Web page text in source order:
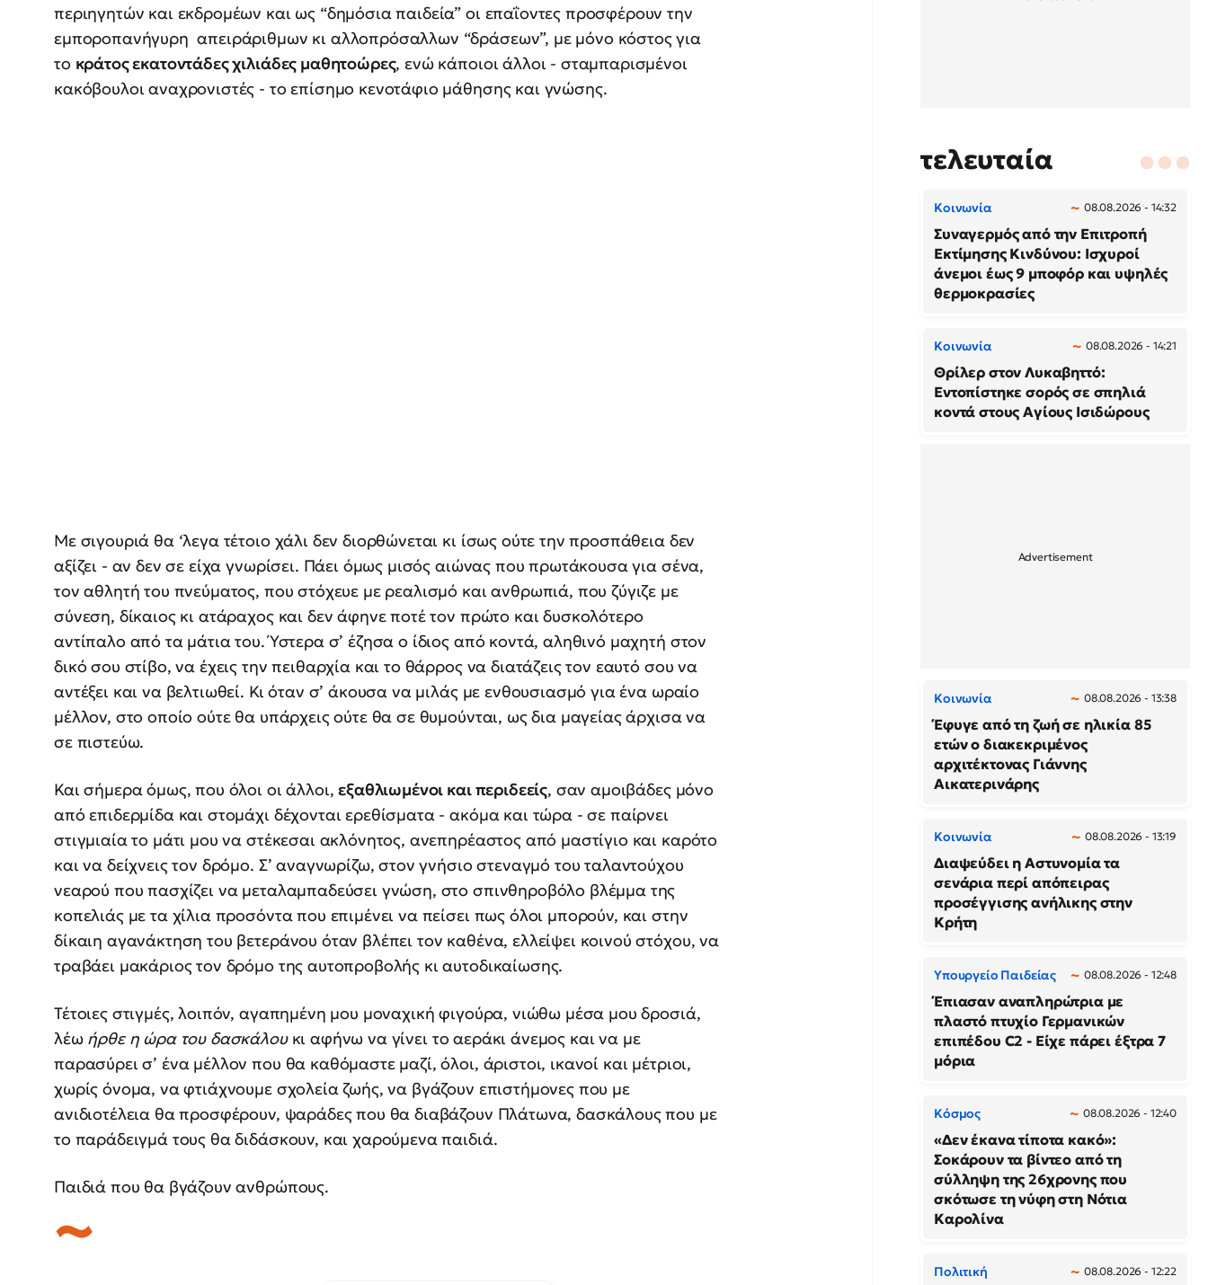
περιηγητών και εκδρομέων και ως “δημόσια παιδεία” οι επαΐοντες προσφέρουν την
εμποροπανήγυρη απειράριθμων κι αλλοπρόσαλλων “δράσεων”, με μόνο κόστος για
το κράτος εκατοντάδες χιλιάδες μαθητοώρες, ενώ κάποιοι άλλοι - σταμπαρισμένοι
κακόβουλοι αναχρονιστές - το επίσημο κενοτάφιο μάθησης και γνώσης.
Με σιγουριά θα ‘λεγα τέτοιο χάλι δεν διορθώνεται κι ίσως ούτε την προσπάθεια δεν
αξίζει - αν δεν σε είχα γνωρίσει. Πάει όμως μισός αιώνας που πρωτάκουσα για σένα,
τον αθλητή του πνεύματος, που στόχευε με ρεαλισμό και ανθρωπιά, που ζύγιζε με
σύνεση, δίκαιος κι ατάραχος και δεν άφηνε ποτέ τον πρώτο και δυσκολότερο
αντίπαλο από τα μάτια του. Ύστερα σ’ έζησα ο ίδιος από κοντά, αληθινό μαχητή στον
δικό σου στίβο, να έχεις την πειθαρχία και το θάρρος να διατάζεις τον εαυτό σου να
αντέξει και να βελτιωθεί. Κι όταν σ’ άκουσα να μιλάς με ενθουσιασμό για ένα ωραίο
μέλλον, στο οποίο ούτε θα υπάρχεις ούτε θα σε θυμούνται, ως δια μαγείας άρχισα να
σε πιστεύω.
Και σήμερα όμως, που όλοι οι άλλοι,εξαθλιωμένοι και περιδεείς, σαν αμοιβάδες μόνο
από επιδερμίδα και στομάχι δέχονται ερεθίσματα - ακόμα και τώρα - σε παίρνει
στιγμιαία το μάτι μου να στέκεσαι ακλόνητος, ανεπηρέαστος από μαστίγιο και καρότο
και να δείχνεις τον δρόμο. Σ’ αναγνωρίζω, στον γνήσιο στεναγμό του ταλαντούχου
νεαρού που πασχίζει να μεταλαμπαδεύσει γνώση, στο σπινθηροβόλο βλέμμα της
κοπελιάς με τα χίλια προσόντα που επιμένει να πείσει πως όλοι μπορούν, και στην
δίκαιη αγανάκτηση του βετεράνου όταν βλέπει τον καθένα, ελλείψει κοινού στόχου, να
τραβάει μακάριος τον δρόμο της αυτοπροβολής κι αυτοδικαίωσης.
Τέτοιες στιγμές, λοιπόν, αγαπημένη μου μοναχική φιγούρα, νιώθω μέσα μου δροσιά,
λέω ήρθε η ώρα του δασκάλουκι αφήνω να γίνει το αεράκι άνεμος και να με
παρασύρει σ’ ένα μέλλον που θα καθόμαστε μαζί, όλοι, άριστοι, ικανοί και μέτριοι,
χωρίς όνομα, να φτιάχνουμε σχολεία ζωής, να βγάζουν επιστήμονες που με
ανιδιοτέλεια θα προσφέρουν, ψαράδες που θα διαβάζουν Πλάτωνα, δασκάλους που με
το παράδειγμά τους θα διδάσκουν, και χαρούμενα παιδιά.
Παιδιά που θα βγάζουν ανθρώπους.
τελευταία
Κοινωνία 08.08.2026 - 14:32
Συναγερμός από την Επιτροπή
Εκτίμησης Κινδύνου: Ισχυροί
άνεμοι έως 9 μποφόρ και υψηλές
θερμοκρασίες
Κοινωνία 08.08.2026 - 14:21
Θρίλερ στον Λυκαβηττό:
Εντοπίστηκε σορός σε σπηλιά
κοντά στους Αγίους Ισιδώρους
Κοινωνία 08.08.2026 - 13:38
Έφυγε από τη ζωή σε ηλικία 85
ετών ο διακεκριμένος
αρχιτέκτονας Γιάννης
Αικατερινάρης
Κοινωνία 08.08.2026 - 13:19
Διαψεύδει η Αστυνομία τα
σενάρια περί απόπειρας
προσέγγισης ανήλικης στην
Κρήτη
Υπουργείο Παιδείας 08.08.2026 - 12:48
Έπιασαν αναπληρώτρια με
πλαστό πτυχίο Γερμανικών
επιπέδου C2 - Είχε πάρει έξτρα 7
μόρια
Κόσμος 08.08.2026 - 12:40
«Δεν έκανα τίποτα κακό»:
Σοκάρουν τα βίντεο από τη
σύλληψη της 26χρονης που
σκότωσε τη νύφη στη Νότια
Καρολίνα
Πολιτική 08.08.2026 - 12:22